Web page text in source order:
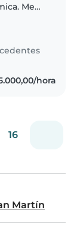
Me
y
hora
16
Martín